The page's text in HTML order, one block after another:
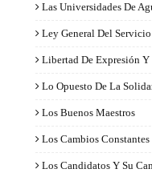
Las Universidades De
Ley General Del
Libertad De Expresión
Lo Opuesto De La
Los Buenos Maestros
Los Cambios
Los Candidatos Y Su